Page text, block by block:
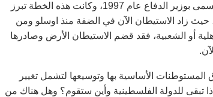
رئيس الوزراء الاسرائيلي المقتول اسحق رابين، وقد أقرها آنذاك أسحق مردخاي، المسمى بوزير الدفاع عام 1997، وكانت هذه الخطة تبرز
حيث زاد الاستيطان الآن في الضفة منذ اوسلو ومن
أو الشعبية، فقد قضم الاستيطان الأرض وصادرها
الأساسية بها وتوسيعها لتشمل تغيير
مساحة الضفة الغربية، فماذا تبقى للدولة الفلسطينية وأين ستقوم؟ وهل هناك من